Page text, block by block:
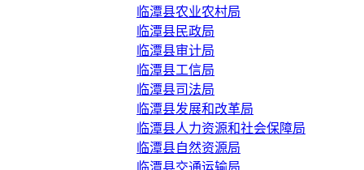
临潭县农业农村局
临潭县民政局
临潭县审计局
临潭县工信局
临潭县司法局
临潭县发展和改革局
临潭县人力资源和社会保障局
临潭县自然资源局
临潭县交通运输局